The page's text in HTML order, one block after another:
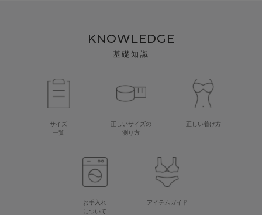
KNOWLEDGE
基礎知識
サイズ
一覧
正しいサイズの
測り方
正しい着け方
お手入れ
について
アイテムガイド